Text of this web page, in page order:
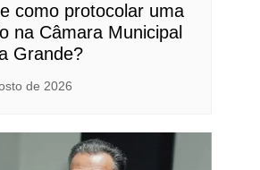
como protocolar uma
na Câmara Municipal
Grande?
de 2026